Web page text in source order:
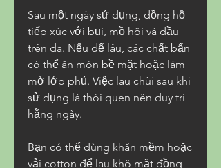
Sau một ngày sử dụng, đồng hồ
tiếp xúc với bụi, mồ hôi và dầu
trên da. Nếu để lâu, các chất bẩn
có thể ăn mòn bề mặt hoặc làm
mờ lớp phủ. Việc lau chùi sau khi
sử dụng là thói quen nên duy trì
hằng ngày.
Bạn có thể dùng khăn mềm hoặc
vải cotton để lau khô mặt đồng